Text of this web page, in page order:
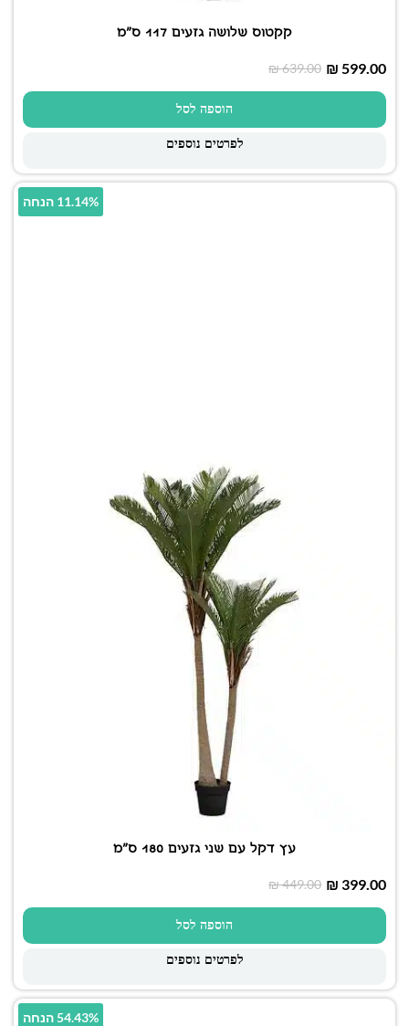
קקטוס שלושה גזעים 117 ס"מ
₪639.00 ₪ 599.00
הוספה לסל
לפרטים נוספים
11.14% הנחה
עץ דקל עם שני גזעים 180 ס"מ
₪449.00 ₪ 399.00
הוספה לסל
לפרטים נוספים
54.43% הנחה